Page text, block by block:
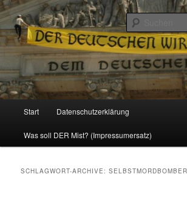
Reizzentrum
Politik, Wirtschaft, Soziales und Gesellschaft
Zum
Inhalt
Zum
sekundären
Start Datenschutzerklärung
Was soll DER Mist? (Impressumersatz)
SCHLAGWORT-ARCHIVE:SELBSTMORDBOMBER